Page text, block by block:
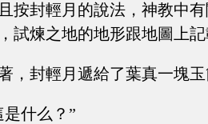
按封輕月的說法，神教中
試煉之地的地形跟地圖上
，封輕月遞給了葉真一塊
是什么？”